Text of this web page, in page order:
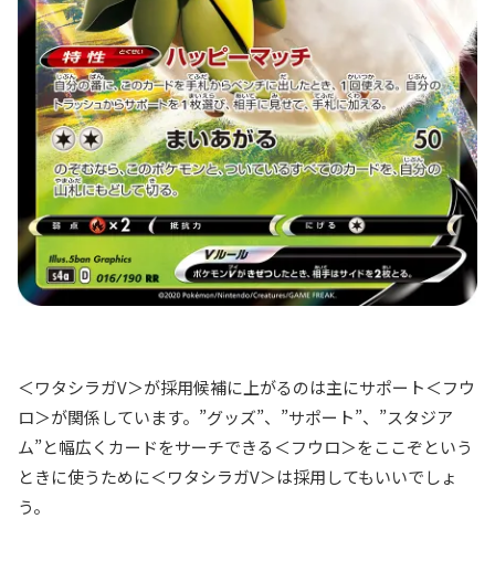
＜ワタシラガV＞が採用候補に上がるのは主にサポート＜フウ
ロ＞が関係しています。”グッズ”、”サポート”、”スタジア
ム”と幅広くカードをサーチできる＜フウロ＞をここぞという
ときに使うために＜ワタシラガV＞は採用してもいいでしょ
う。